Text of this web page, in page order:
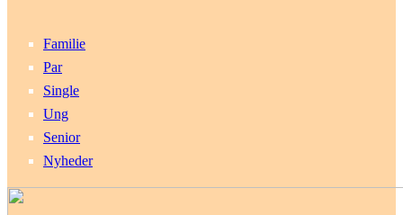
Familie
Par
Single
Ung
Senior
Nyheder